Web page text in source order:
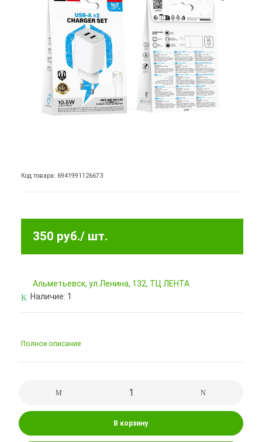
Код товара: 6941991126673
350 руб./ шт.
Альметьевск, ул.Ленина, 132, ТЦ ЛЕНТА
Наличие: 1
Полное описание
В корзину